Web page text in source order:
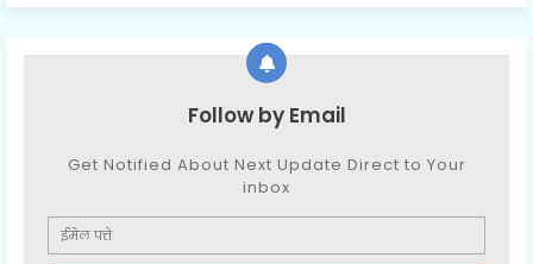
Follow by Email
Get Notified About Next Update Direct to Your
inbox